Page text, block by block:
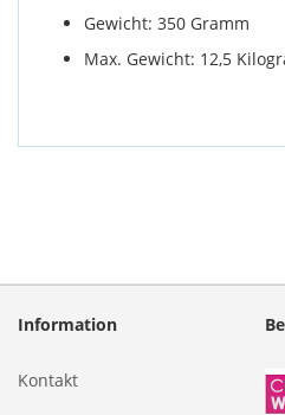
Gewicht: 350 Gramm
Max. Gewicht: 12,5
Information
Kontakt